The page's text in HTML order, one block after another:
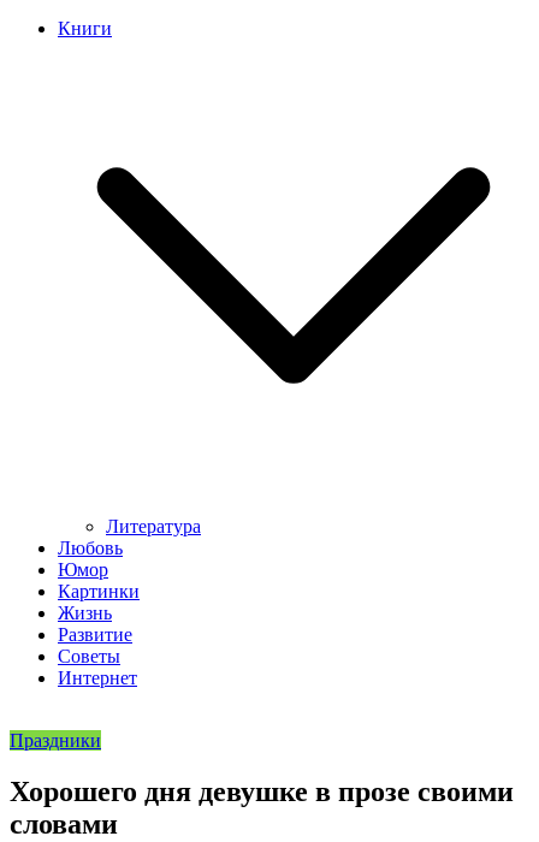
Книги
Литература
Любовь
Юмор
Картинки
Жизнь
Развитие
Советы
Интернет
Праздники
Хорошего дня девушке в прозе своими
словами